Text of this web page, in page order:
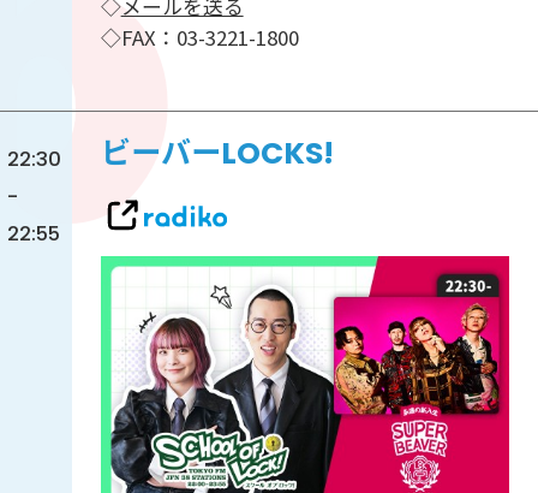
◇FAX：03-3221-1800
22:30
-
22:55
ビーバーLOCKS!